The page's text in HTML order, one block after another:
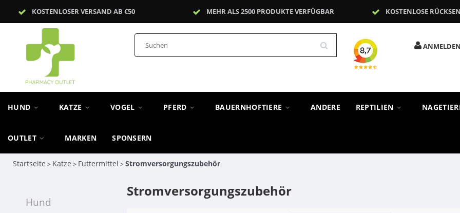
KOSTENLOSER VERSAND AB €50 MEHR ALS 2500 PRODUKTE VERFÜGBAR KOSTENLOSE
HUND KATZE VOGEL PFERD BAUERNHOFTIERE ANDERE REPTILIEN
OUTLET MARKEN SPONSERN
Startseite > Katze > Futtermittel >Stromversorgungszubehör
Hund
Stromversorgungszubehör